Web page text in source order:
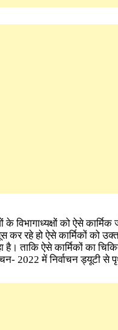
के विभागाध्यक्षों को ऐसे
रहे हो ऐसे कार्मिकों को उक्त
ताकि ऐसे कार्मिकों का
2022 में निर्वाचन ड्यूटी